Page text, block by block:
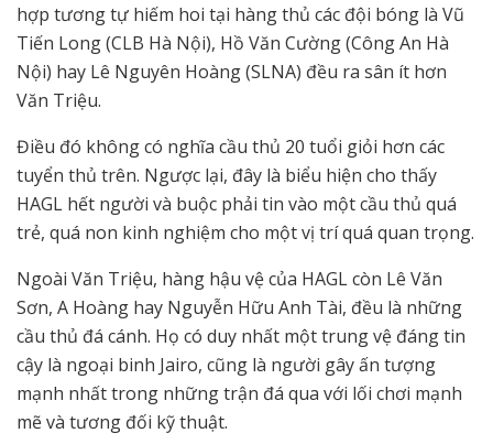
hợp tương tự hiếm hoi tại hàng thủ các đội bóng là Vũ
Tiến Long (CLB Hà Nội), Hồ Văn Cường (Công An Hà
Nội) hay Lê Nguyên Hoàng (SLNA) đều ra sân ít hơn
Văn Triệu.
Điều đó không có nghĩa cầu thủ 20 tuổi giỏi hơn các
tuyển thủ trên. Ngược lại, đây là biểu hiện cho thấy
HAGL hết người và buộc phải tin vào một cầu thủ quá
trẻ, quá non kinh nghiệm cho một vị trí quá quan trọng.
Ngoài Văn Triệu, hàng hậu vệ của HAGL còn Lê Văn
Sơn, A Hoàng hay Nguyễn Hữu Anh Tài, đều là những
cầu thủ đá cánh. Họ có duy nhất một trung vệ đáng tin
cậy là ngoại binh Jairo, cũng là người gây ấn tượng
mạnh nhất trong những trận đá qua với lối chơi mạnh
mẽ và tương đối kỹ thuật.